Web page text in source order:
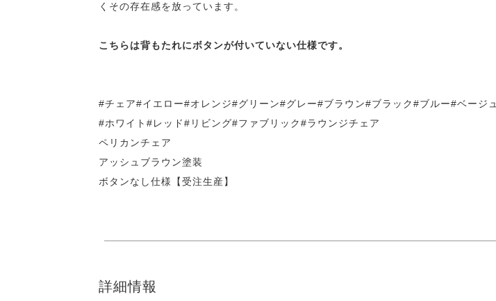
くその存在感を放っています。
こちらは背もたれにボタンが付いていない仕様です。
#チェア#イエロー#オレンジ#グリーン#グレー#ブラウン#ブラック#ブルー#ベージュ
#ホワイト#レッド#リビング#ファブリック#ラウンジチェア
ペリカンチェア
アッシュブラウン塗装
ボタンなし仕様【受注生産】
詳細情報